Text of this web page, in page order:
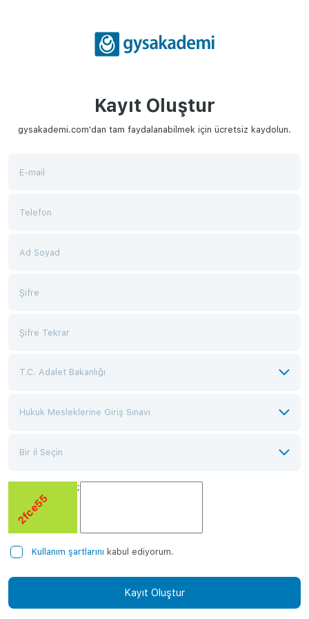
Kayıt Oluştur
gysakademi.com'dan tam faydalanabilmek için ücretsiz kaydolun.
;
Kullanım şartlarını kabul ediyorum.